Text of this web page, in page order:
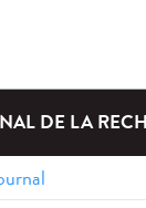
DE LA